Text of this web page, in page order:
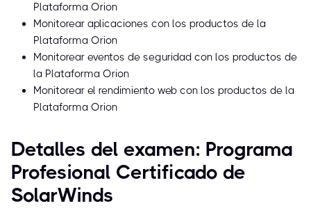
Plataforma Orion
Monitorear aplicaciones con los productos de la
Plataforma Orion
Monitorear eventos de seguridad con los productos de
la Plataforma Orion
Monitorear el rendimiento web con los productos de la
Plataforma Orion
Detalles del examen: Programa
Profesional Certificado de
SolarWinds